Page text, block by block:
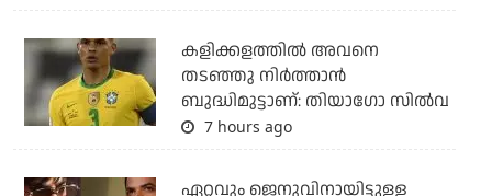
കളിക്കളത്തില്‍ അവനെ
തടഞ്ഞു നിര്‍ത്താന്‍
ബുദ്ധിമുട്ടാണ്: തിയാഗോ സില്‍വ
7 hours ago
ഏറ്റവും ജെനുവിനായിട്ടുള്ള